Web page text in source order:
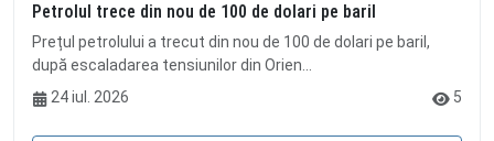
Petrolul trece din nou de 100 de dolari pe baril
Prețul petrolului a trecut din nou de 100 de dolari pe baril,
după escaladarea tensiunilor din Orien...
24 iul. 2026
5